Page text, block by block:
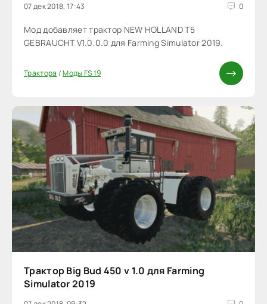
07 дек 2018, 17:43 0
Мод добавляет трактор NEW HOLLAND T5
GEBRAUCHT V1.0.0.0 для Farming Simulator 2019.
Трактора /Моды FS 19
Трактор Big Bud 450 v 1.0 для Farming
Simulator 2019